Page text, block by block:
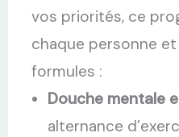
vos priorités, ce
chaque personne
formules :
Douche mentale
alternance